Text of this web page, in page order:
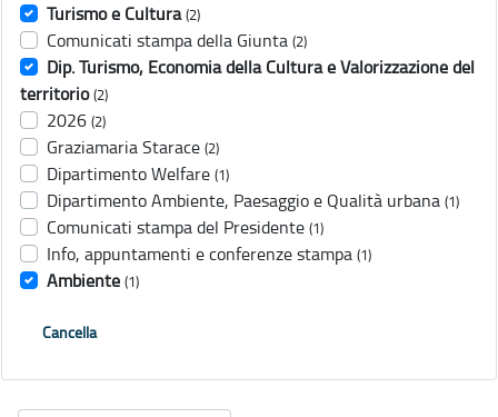
Turismo e Cultura (2)
Comunicati stampa della Giunta (2)
Dip. Turismo, Economia della Cultura e Valorizzazione del
territorio (2)
2026 (2)
Graziamaria Starace (2)
Dipartimento Welfare (1)
Dipartimento Ambiente, Paesaggio e Qualità urbana (1)
Comunicati stampa del Presidente (1)
Info, appuntamenti e conferenze stampa (1)
Ambiente (1)
Cancella